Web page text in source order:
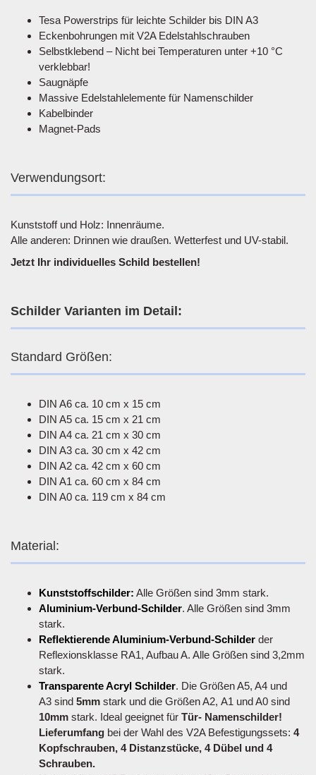
Tesa Powerstrips für leichte Schilder bis DIN A3
Eckenbohrungen mit V2A Edelstahlschrauben
Selbstklebend – Nicht bei Temperaturen unter +10 °C
verklebbar!
Saugnäpfe
Massive Edelstahlelemente für Namenschilder
Kabelbinder
Magnet-Pads
Verwendungsort:
Kunststoff und Holz: Innenräume.
Alle anderen: Drinnen wie draußen. Wetterfest und UV-stabil.
Jetzt Ihr individuelles Schild bestellen!
Schilder Varianten im Detail:
Standard Größen:
DIN A6 ca. 10 cm x 15 cm
DIN A5 ca. 15 cm x 21 cm
DIN A4 ca. 21 cm x 30 cm
DIN A3 ca. 30 cm x 42 cm
DIN A2 ca. 42 cm x 60 cm
DIN A1 ca. 60 cm x 84 cm
DIN A0 ca. 119 cm x 84 cm
Material:
Kunststoffschilder: Alle Größen sind 3mm stark.
Aluminium-Verbund-Schilder. Alle Größen sind 3mm
stark.
Reflektierende Aluminium-Verbund-Schilder der
Reflexionsklasse RA1, Aufbau A. Alle Größen sind 3,2mm
stark.
Transparente Acryl Schilder. Die Größen A5, A4 und
A3 sind 5mm stark und die Größen A2, A1 und A0 sind
10mm stark. Ideal geeignet für Tür- Namenschilder!
Lieferumfang bei der Wahl des V2A Befestigungssets: 4
Kopfschrauben, 4 Distanzstücke, 4 Dübel und 4
Schrauben.